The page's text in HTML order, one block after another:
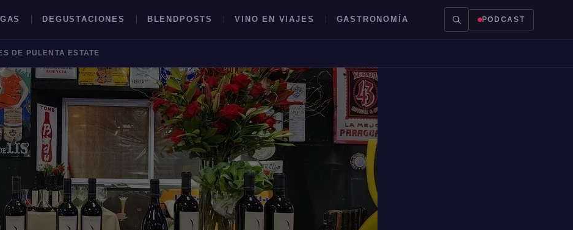
DEGUSTACIONES BLENDPOSTS VINO EN VIAJES GASTRONOMÍA PODCAST
BUSCAR →
DE PULENTA ESTATE